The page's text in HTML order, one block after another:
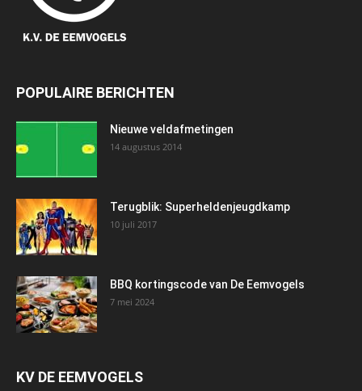
POPULAIRE BERICHTEN
Nieuwe veldafmetingen
14 augustus 2014
Terugblik: Superheldenjeugdkamp
10 juli 2017
BBQ kortingscode van De Eemvogels
7 mei 2024
KV DE EEMVOGELS